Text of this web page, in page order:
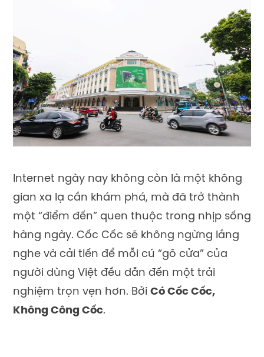
Internet ngày nay không còn là một không
gian xa lạ cần khám phá, mà đã trở thành
một “điểm đến” quen thuộc trong nhịp sống
hàng ngày. Cốc Cốc sẽ không ngừng lắng
nghe và cải tiến để mỗi cú “gõ cửa” của
người dùng Việt đều dẫn đến một trải
nghiệm trọn vẹn hơn. Bởi Có Cốc Cốc,
Không Công Cốc.